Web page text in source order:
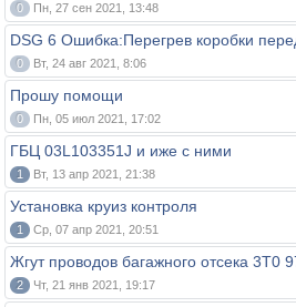
0 Пн, 27 сен 2021, 13:48
DSG 6 Ошибка:Перегрев коробки
0 Вт, 24 авг 2021, 8:06
Прошу помощи
0 Пн, 05 июл 2021, 17:02
ГБЦ 03L103351J и иже с ними
1 Вт, 13 апр 2021, 21:38
Установка круиз контроля
1 Ср, 07 апр 2021, 20:51
Жгут проводов багажного отсека 3T0
2 Чт, 21 янв 2021, 19:17